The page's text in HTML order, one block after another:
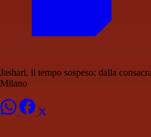
Jashari, il tempo sospeso: dalla
Milano